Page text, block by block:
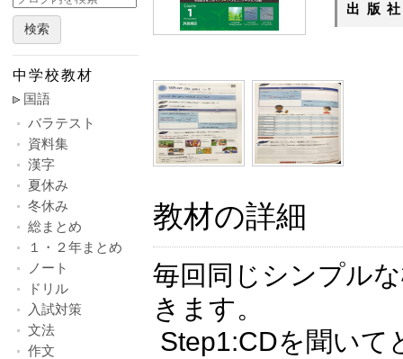
出版
教材の詳細
毎回同じシンプル
きます。
Step1:CDを聞いて
検索
中学校教材
国語
バラテスト
資料集
漢字
夏休み
冬休み
総まとめ
１・２年まとめ
ノート
ドリル
入試対策
文法
作文